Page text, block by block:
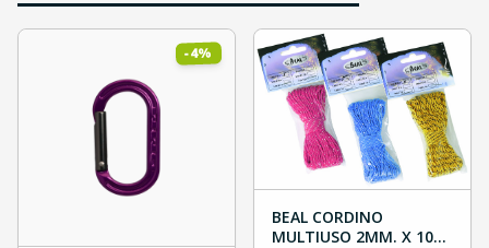
-4%
BEAL CORDINO
MULTIUSO 2MM. X 10M